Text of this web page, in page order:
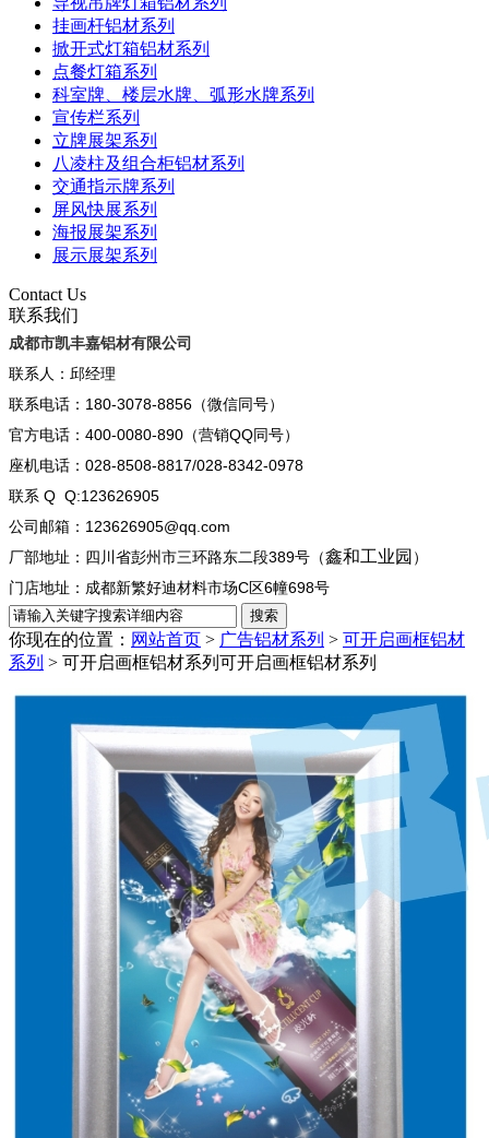
挂画杆铝材系列
掀开式灯箱铝材系列
点餐灯箱系列
科室牌、楼层水牌、弧形水牌系列
宣传栏系列
立牌展架系列
八凌柱及组合柜铝材系列
交通指示牌系列
屏风快展系列
海报展架系列
展示展架系列
Contact Us
联系我们
成都市凯丰嘉铝材有限公司
联系人：邱经理
联系电话：180-3078-8856（微信同号）
官方电话：400-0080-890（营销QQ同号）
座机电话：028-8508-8817/028-8342-0978
联系 Q Q:123626905
公司邮箱：123626905@qq.com
厂部地址：四川省彭州市三环路东二段389号（鑫和工业园 ）
门店地址：成都新繁好迪材料市场C区6幢698号
你现在的位置： 网站首页 > 广告铝材系列 > 可开启画框铝材
系列 > 可开启画框铝材系列 可开启画框铝材系列